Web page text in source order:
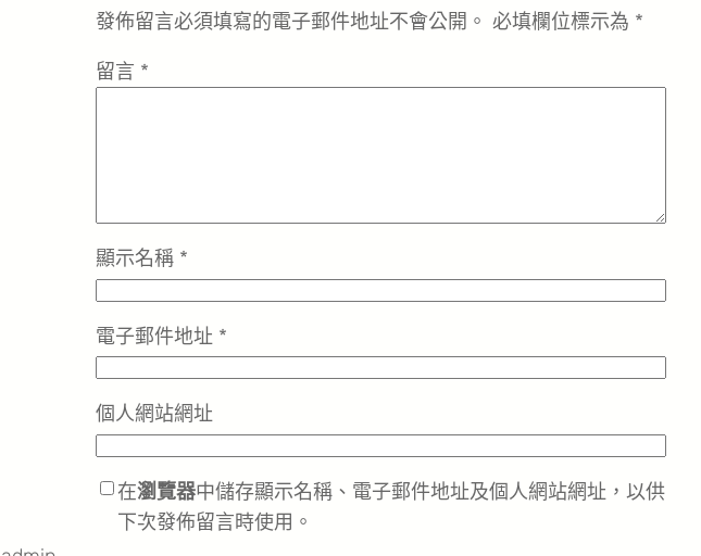
發佈留言必須填寫的電子郵件地址不會公開。 必填欄位標示為 *
留言 *
顯示名稱 *
電子郵件地址 *
個人網站網址
在瀏覽器中儲存顯示名稱、電子郵件地址及個人網站網址，以供
下次發佈留言時使用。